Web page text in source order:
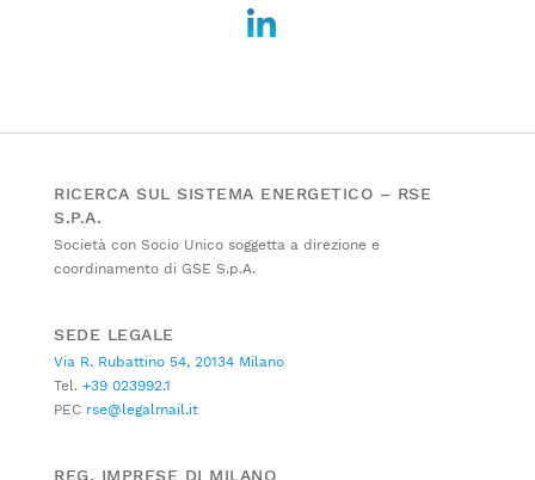
RICERCA SUL SISTEMA ENERGETICO – RSE
S.P.A.
Società con Socio Unico soggetta a direzione e
coordinamento di GSE S.p.A.
SEDE LEGALE
Via R. Rubattino 54, 20134 Milano
Tel. +39 023992.1
PEC rse@legalmail.it
REG. IMPRESE DI MILANO